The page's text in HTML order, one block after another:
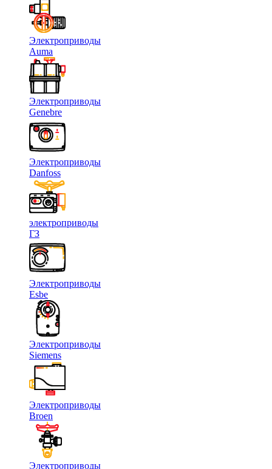
Электроприводы
Auma
Электроприводы
Genebre
Электроприводы
Danfoss
электроприводы
ГЗ
Электроприводы
Esbe
Электроприводы
Siemens
Электроприводы
Broen
Электроприводы